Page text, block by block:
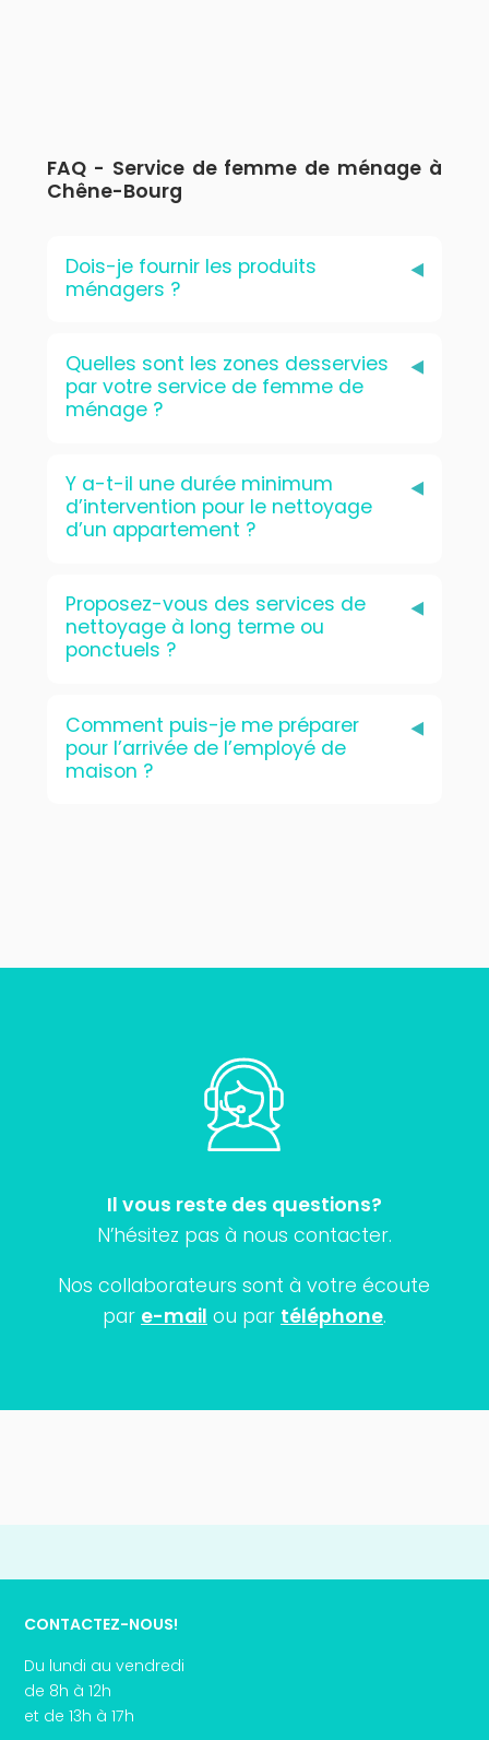
FAQ - Service de femme de ménage à
Chêne-Bourg
Dois-je fournir les produits
ménagers ?
Quelles sont les zones desservies
par votre service de femme de
ménage ?
Y a-t-il une durée minimum
d’intervention pour le nettoyage
d’un appartement ?
Proposez-vous des services de
nettoyage à long terme ou
ponctuels ?
Comment puis-je me préparer
pour l’arrivée de l’employé de
maison ?
Il vous reste des questions?
N’hésitez pas à nous contacter.
Nos collaborateurs sont à votre écoute
par e-mail ou par téléphone.
CONTACTEZ-NOUS!
Du lundi au vendredi
de 8h à 12h
et de 13h à 17h